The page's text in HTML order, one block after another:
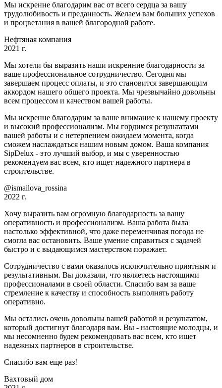
Мы искренне благодарим вас от всего сердца за вашу
трудолюбивость и преданность. Желаем вам больших успехов
и процветания в вашей благородной работе.
Нефтяная компания
2021 г.
Мы хотели бы выразить наши искренние благодарности за
ваше профессиональное сотрудничество. Сегодня мы
завершаем процесс оплаты, и это становится завершающим
аккордом нашего общего проекта. Мы чрезвычайно довольны
всем процессом и качеством вашей работы.
Мы искренне благодарим за ваше внимание к нашему проекту
и высокий профессионализм. Мы гордимся результатами
вашей работы и с нетерпением ожидаем момента, когда
сможем наслаждаться нашим новым домом. Ваша компания
SipDelux - это лучший выбор, и мы с уверенностью
рекомендуем вас всем, кто ищет надежного партнера в
строительстве.
@ismailova_rossina
2022 г.
Хочу выразить вам огромную благодарность за вашу
оперативность и профессионализм. Ваша работа была
настолько эффективной, что даже переменчивая погода не
смогла вас остановить. Ваше умение справиться с задачей
быстро и с выдающимся мастерством поражает.
Сотрудничество с вами оказалось исключительно приятным и
результативным. Вы доказали, что являетесь настоящими
профессионалами в своей области. Спасибо вам за ваше
стремление к качеству и способность выполнять работу
оперативно.
Мы остались очень довольны вашей работой и результатом,
который достигнут благодаря вам. Вы - настоящие молодцы, и
мы несомненно будем рекомендовать вас всем, кто ищет
надежных партнеров в строительстве.
Спасибо вам еще раз!
Вахтовый дом